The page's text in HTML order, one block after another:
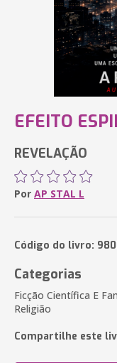
EFEITO
REVELAÇÃO
Por AP STAL L
Código do livro:
Categorias
Ficção Científica E
Religião
Compartilhe este